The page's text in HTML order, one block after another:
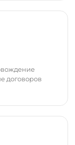
договоров